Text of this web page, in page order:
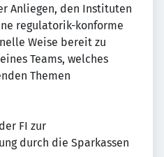
Anliegen, den Instituten
regulatorik-konforme
Weise bereit zu
Teams, welches
Themen
FI zur
durch die Sparkassen